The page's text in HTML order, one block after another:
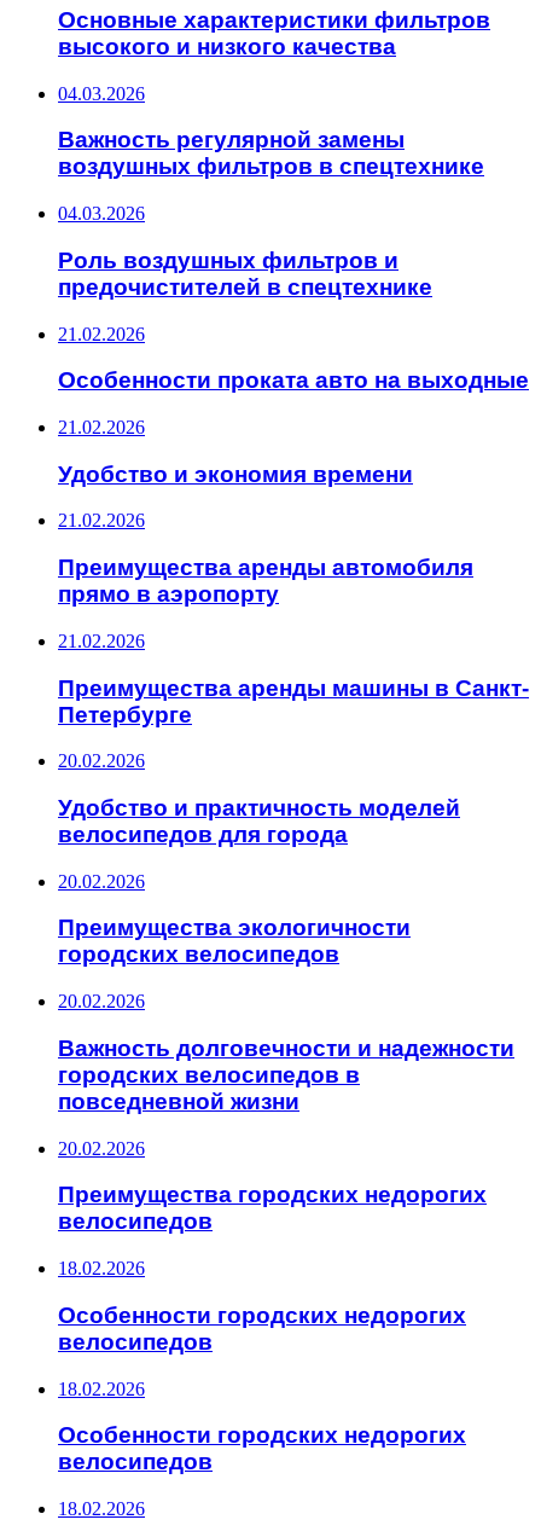
Основные характеристики фильтров
высокого и низкого качества
04.03.2026
Важность регулярной замены
воздушных фильтров в спецтехнике
04.03.2026
Роль воздушных фильтров и
предочистителей в спецтехнике
21.02.2026
Особенности проката авто на выходные
21.02.2026
Удобство и экономия времени
21.02.2026
Преимущества аренды автомобиля
прямо в аэропорту
21.02.2026
Преимущества аренды машины в Санкт-
Петербурге
20.02.2026
Удобство и практичность моделей
велосипедов для города
20.02.2026
Преимущества экологичности
городских велосипедов
20.02.2026
Важность долговечности и надежности
городских велосипедов в
повседневной жизни
20.02.2026
Преимущества городских недорогих
велосипедов
18.02.2026
Особенности городских недорогих
велосипедов
18.02.2026
Особенности городских недорогих
велосипедов
18.02.2026